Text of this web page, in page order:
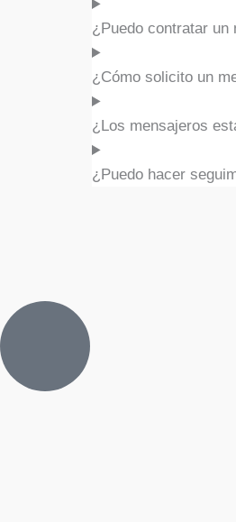
¿Puedo contratar un
¿Cómo solicito un
¿Los mensajeros
¿Puedo hacer